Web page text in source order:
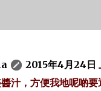
2015年4月24日
汁，方便我地呢啲要